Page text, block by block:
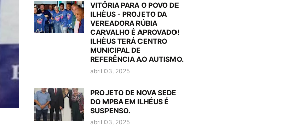
VITÓRIA PARA O POVO DE
ILHÉUS - PROJETO DA
VEREADORA RÚBIA
CARVALHO É APROVADO!
ILHÉUS TERÁ CENTRO
MUNICIPAL DE
REFERÊNCIA AO AUTISMO.
abril 03, 2025
PROJETO DE NOVA SEDE
DO MPBA EM ILHÉUS É
SUSPENSO.
abril 03, 2025